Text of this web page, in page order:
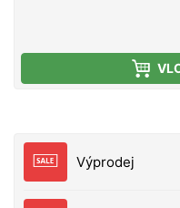
Výprodej
Jedinečná odsazená
umožňuje vkládání
perfektní zarovnání
zdířek Kuličkový klip,
modré, purpurové, bílé